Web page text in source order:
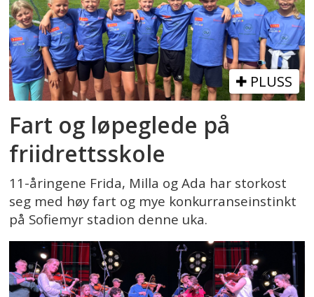
PLUSS
Fart og løpeglede på
friidrettsskole
11-åringene Frida, Milla og Ada har storkost
seg med høy fart og mye konkurranseinstinkt
på Sofiemyr stadion denne uka.